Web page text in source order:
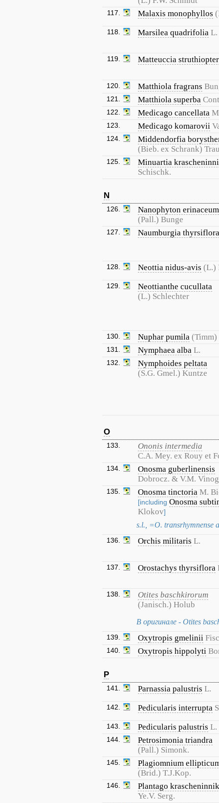
117. Malaxis monophyllos
118. Marsilea quadrifolia L.
119. Matteuccia
120. Matthiola fragrans
121. Matthiola superba
122. Medicago cancellata
123. Medicago komarovii
124.
Middendorfia
(Bieb. ex Schrank)
125.
Minuartia
Schischk.
N
126.
Nanophyton erinaceum
(Pall.) Bunge
127. Naumburgia thyrsiflora
128. Neottia nidus-avis (L.)
129.
Neottianthe cucullata
(L.) Schlechter
130. Nuphar pumila (Timm)
131. Nymphaea alba L.
132.
Nymphoides peltata
(S.G. Gmel.) Kuntze
O
133.
Ononis intermedia
C.A. Mey. ex Rouy et
134.
Onosma guberlinensis
Dobrocz. & V.M.
135. Onosma tinctoria M.
[including Onosma
Klokov]
s.l., =O. transrhymnense
136. Orchis militaris L.
137. Orostachys thyrsiflora
138.
Otites baschkirorum
(Janisch.) Holub
В оригинале - Otites
139. Oxytropis gmelinii
140. Oxytropis hippolyti
P
141. Parnassia palustris L.
142. Pedicularis interrupta
143. Pedicularis palustris L.
144.
Petrosimonia triandra
(Pall.) Simonk.
145.
Plagiomnium
(Brid.) T.J.Kop.
146.
Plantago
Ye.V. Serg.